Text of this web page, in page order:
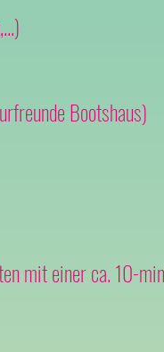
Bootshaus)
mit einer ca. 10-